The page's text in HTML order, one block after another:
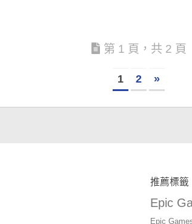
第 1 頁，共 2 頁
1 2 »
推薦標籤
Epic
Epic